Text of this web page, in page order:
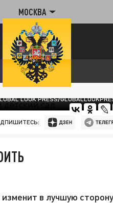
МОСКВА
LOOK PRESS/
в лучшую сторону